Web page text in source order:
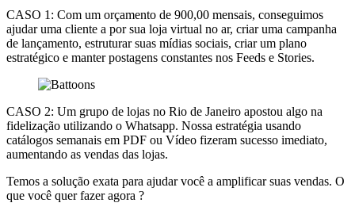
CASO 1: Com um orçamento de 900,00 mensais, conseguimos
ajudar uma cliente a por sua loja virtual no ar, criar uma campanha
de lançamento, estruturar suas mídias sociais, criar um plano
estratégico e manter postagens constantes nos Feeds e Stories.
CASO 2: Um grupo de lojas no Rio de Janeiro apostou algo na
fidelização utilizando o Whatsapp. Nossa estratégia usando
catálogos semanais em PDF ou Vídeo fizeram sucesso imediato,
aumentando as vendas das lojas.
Temos a solução exata para ajudar você a amplificar suas vendas. O
que você quer fazer agora ?